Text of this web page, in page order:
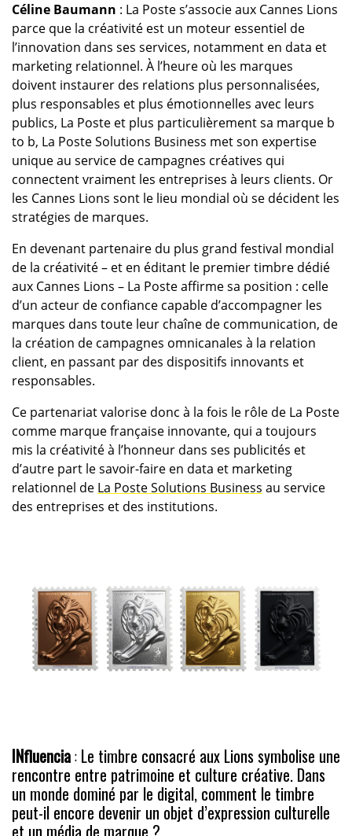
Céline Baumann : La Poste s’associe aux Cannes Lions
parce que la créativité est un moteur essentiel de
l’innovation dans ses services, notamment en data et
marketing relationnel. À l’heure où les marques
doivent instaurer des relations plus personnalisées,
plus responsables et plus émotionnelles avec leurs
publics, La Poste et plus particulièrement sa marque b
to b, La Poste Solutions Business met son expertise
unique au service de campagnes créatives qui
connectent vraiment les entreprises à leurs clients. Or
les Cannes Lions sont le lieu mondial où se décident les
stratégies de marques.
En devenant partenaire du plus grand festival mondial
de la créativité – et en éditant le premier timbre dédié
aux Cannes Lions – La Poste affirme sa position : celle
d’un acteur de confiance capable d’accompagner les
marques dans toute leur chaîne de communication, de
la création de campagnes omnicanales à la relation
client, en passant par des dispositifs innovants et
responsables.
Ce partenariat valorise donc à la fois le rôle de La Poste
comme marque française innovante, qui a toujours
mis la créativité à l’honneur dans ses publicités et
d’autre part le savoir‑faire en data et marketing
relationnel de La Poste Solutions Business au service
des entreprises et des institutions.
INfluencia:Le timbre consacré aux Lions symbolise une
rencontre entre patrimoine et culture créative. Dans
un monde dominé par le digital, comment le timbre
peut-il encore devenir un objet d’expression culturelle
et un média de marque ?